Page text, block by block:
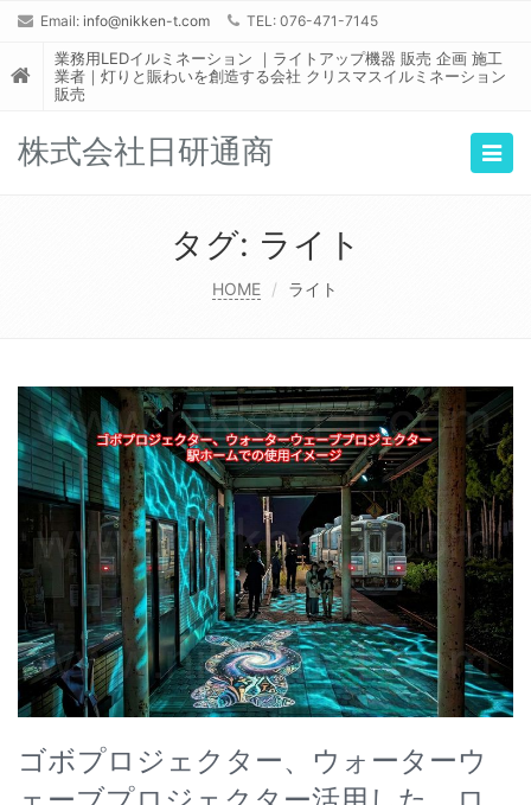
Email: info@nikken-t.com TEL: 076-471-7145
業務用LEDイルミネーション ｜ライトアップ機器 販売 企画 施工
業者｜灯りと賑わいを創造する会社 クリスマスイルミネーション
販売
株式会社日研通商
タグ: ライト
HOME ライト
ゴボプロジェクター、ウォーターウ